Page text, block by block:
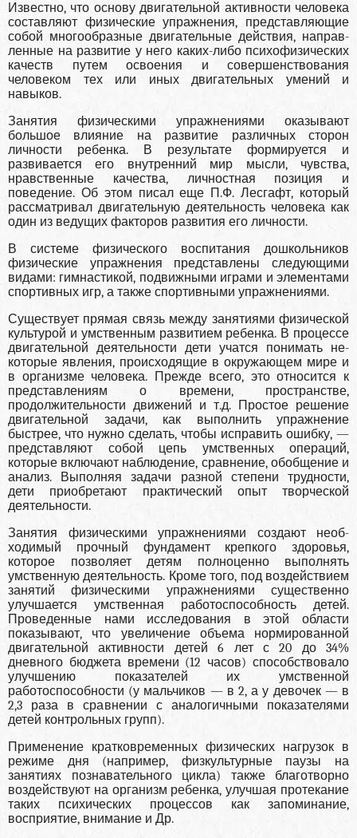
Известно, что основу двигательной активности чело­века
составляют физические упражнения, представляю­щие
собой многообразные двигательные действия, направ­
ленные на развитие у него каких-либо психофизических
качеств путем освоения и совершенствования
человеком тех или иных двигательных умений и
навыков.
Занятия физическими упражнениями оказывают
большое влияние на развитие различных сторон
личности ребенка. В результате формируется и
развивается его внут­ренний мир мысли, чувства,
нравственные качества, лич­ностная позиция и
поведение. Об этом писал еще П.Ф. Лесгафт, который
рассматривал двигательную деятель­ность человека как
один из ведущих факторов развития его личности.
В системе физического воспитания дошкольников
физические упражнения представлены следующими
вида­ми: гимнастикой, подвижными играми и элементами
спор­тивных игр, а также спортивными упражнениями.
Существует прямая связь между занятиями физиче­ской
культурой и умственным развитием ребенка. В про­цессе
двигательной деятельности дети учатся понимать не­
которые явления, происходящие в окружающем мире и
в организме человека. Прежде всего, это относится к
пред­ставлениям о времени, пространстве,
продолжительности движений и т.д. Простое решение
двигательной задачи, как выполнить упражнение
быстрее, что нужно сделать, чтобы исправить ошибку, —
представляют собой цепь умственных операций,
которые включают наблюдение, сравнение, обобщение и
анализ. Выполняя задачи разной степени трудности,
дети приобретают практический опыт творче­ской
деятельности.
Занятия физическими упражнениями создают необ­
ходимый прочный фундамент крепкого здоровья,
которое позволяет детям полноценно выполнять
умственную дея­тельность. Кроме того, под воздействием
занятий физиче­скими упражнениями существенно
улучшается умственная работоспособность детей.
Проведенные нами исследования в этой области
показывают, что увеличение объема норми­рованной
двигательной активности детей 6 лет с 20 до 34%
дневного бюджета времени (12 часов) способствовало
улучшению показателей их умственной
работоспособности (у мальчиков — в 2, а у девочек — в
2,3 раза в сравнении с аналогичными показателями
детей контрольных групп).
Применение кратковременных физических нагрузок в
режиме дня (например, физкультурные паузы на
занятиях познавательного цикла) также благотворно
воздействуют на организм ребенка, улучшая протекание
таких психиче­ских процессов как запоминание,
восприятие, внимание и Др.